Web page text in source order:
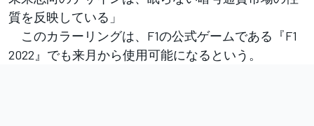
質を反映している」
このカラーリングは、F1の公式ゲームである『F1
2022』でも来月から使用可能になるという。